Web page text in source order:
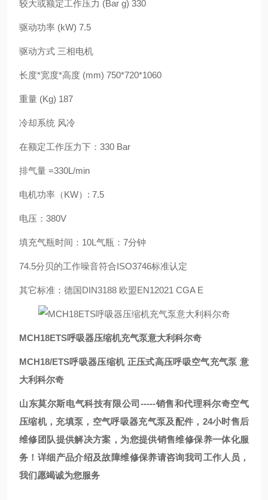
较大或额定工作压力 (Bar g) 330
驱动功率 (kW) 7.5
驱动方式 三相电机
长度*宽度*高度 (mm) 750*720*1060
重量 (Kg) 187
冷却系统 风冷
在额定工作压力下：330 Bar
排气量 =330L/min
电机功率（KW）: 7.5
电压：380V
填充气瓶时间：10L气瓶：7分钟
74.5分贝的工作噪音符合ISO3746标准认定
其它标准：德国DIN3188 欧盟EN12021 CGA E
MCH18ETS呼吸器压缩机充气泵意大利科尔奇
MCH18/ETS呼吸器压缩机 正压式高压呼吸空气充气泵 意
大利科尔奇
山东莫尔斯电气科技有限公司-----销售和代理科尔奇空气
压缩机，充填泵，空气呼吸器充气泵及配件，24小时售后
维修团队提供解决方案，为您提供销售维修保养一体化服
务！详细产品介绍及故障维修保养请咨询我司工作人员，
我们愿竭诚为您服务